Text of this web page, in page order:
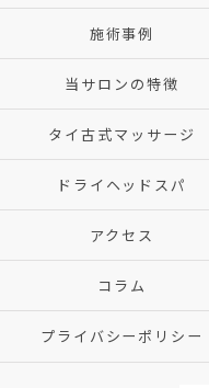
施術事例
当サロンの特徴
タイ古式マッサージ
ドライヘッドスパ
アクセス
コラム
プライバシーポリシー